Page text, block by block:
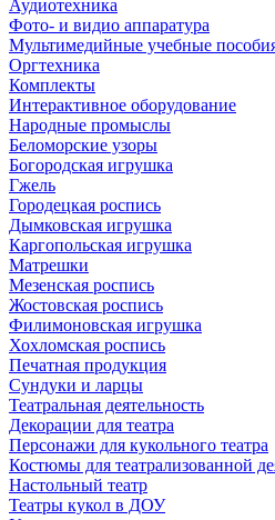
Аудиотехника
Фото- и видио аппаратура
Мультимедийные учебные
Оргтехника
Комплекты
Интерактивное оборудование
Народные промыслы
Беломорские узоры
Богородская игрушка
Гжель
Городецкая роспись
Дымковская игрушка
Каргопольская игрушка
Матрешки
Мезенская роспись
Жостовская роспись
Филимоновская игрушка
Хохломская роспись
Печатная продукция
Сундуки и ларцы
Театральная деятельность
Декорации для театра
Персонажи для кукольного театра
Костюмы для театрализованной
Настольный театр
Театры кукол в ДОУ